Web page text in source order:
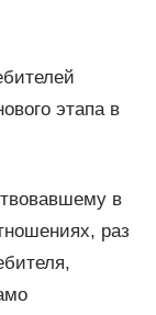
этапа в
в
раз